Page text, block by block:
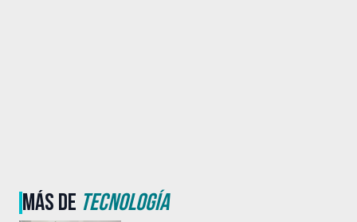
MÁS DE TECNOLOGÍA